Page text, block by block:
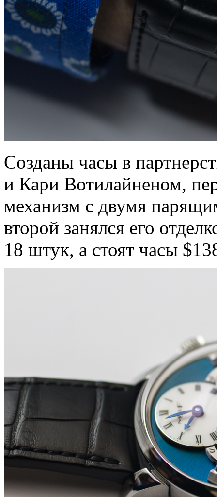
Созданы часы в
и Кари Вотилайненом,
механизм с двумя
второй занялся его
18 штук, а стоят часы